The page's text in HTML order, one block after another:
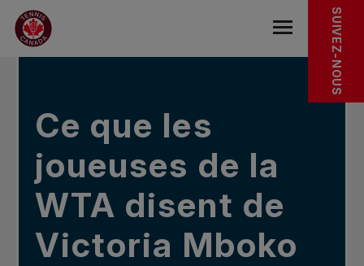
Sauter au menu principal
Sauter au contenu principal
Sauter au pied de page
DANS LES NOUVELLES SUIVEZ-NOUS
Ce que les
joueuses de la
WTA disent de
Victoria Mboko